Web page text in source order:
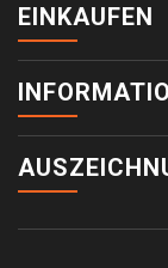
EINKAUFEN